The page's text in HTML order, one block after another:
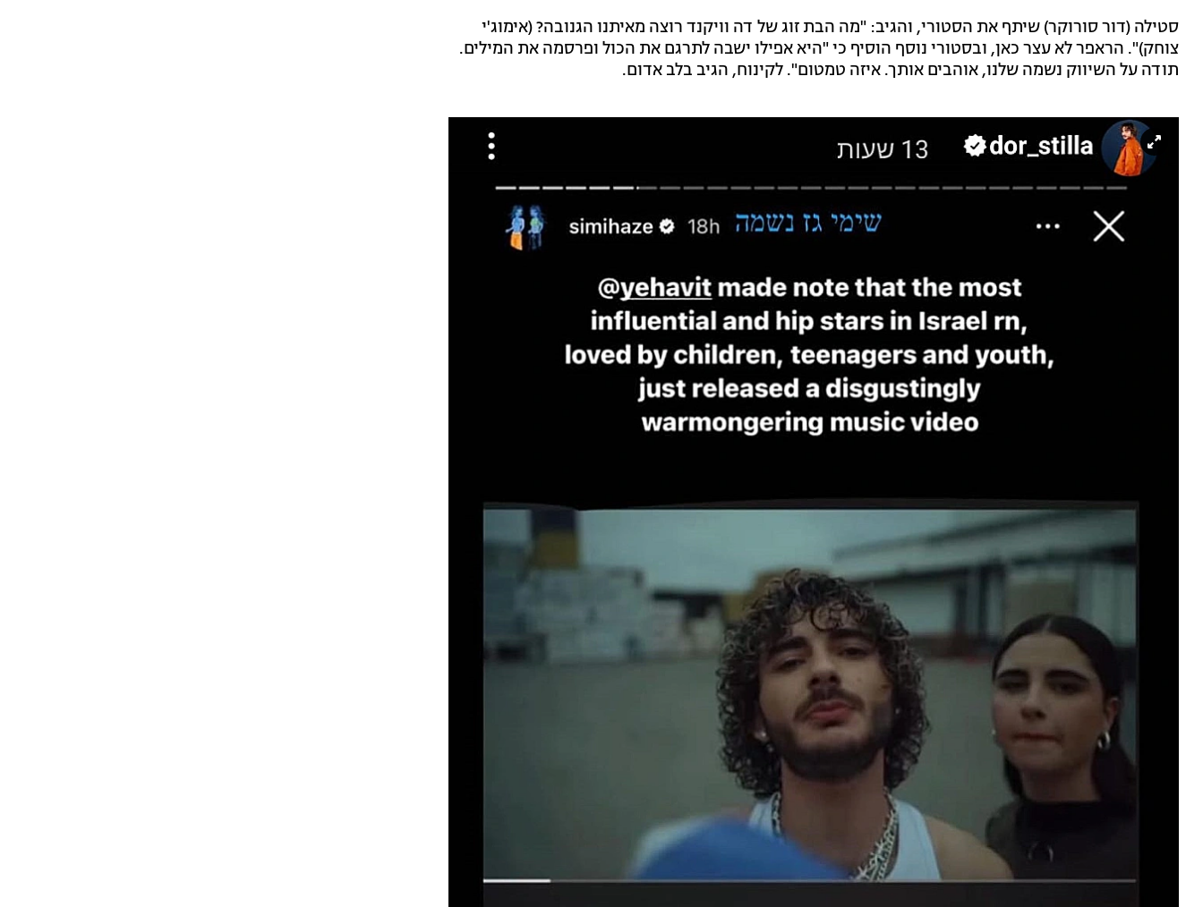
סטילה (דור סורוקר) שיתף את הסטורי, והגיב: "מה הבת זוג של דה וויקנד רוצה מאיתנו הגנובה? (אימוג'י
צוחק)". הראפר לא עצר כאן, ובסטורי נוסף הוסיף כי "היא אפילו ישבה לתרגם את הכול ופרסמה את המילים.
תודה על השיווק נשמה שלנו, אוהבים אותך. איזה טמטום". לקינוח, הגיב בלב אדום.